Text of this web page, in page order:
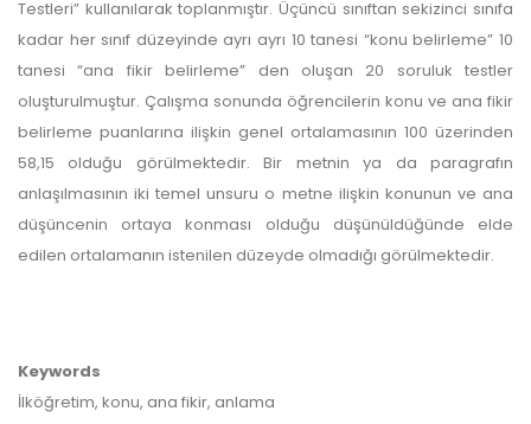
Testleri” kullanılarak toplanmıştır. Üçüncü sınıftan sekizinci sınıfa
kadar her sınıf düzeyinde ayrı ayrı 10 tanesi “konu belirleme” 10
tanesi “ana fikir belirleme” den oluşan 20 soruluk testler
oluşturulmuştur. Çalışma sonunda öğrencilerin konu ve ana fikir
belirleme puanlarına ilişkin genel ortalamasının 100 üzerinden
58,15 olduğu görülmektedir. Bir metnin ya da paragrafın
anlaşılmasının iki temel unsuru o metne ilişkin konunun ve ana
düşüncenin ortaya konması olduğu düşünüldüğünde elde
edilen ortalamanın istenilen düzeyde olmadığı görülmektedir.
Keywords
İlköğretim, konu, ana fikir, anlama